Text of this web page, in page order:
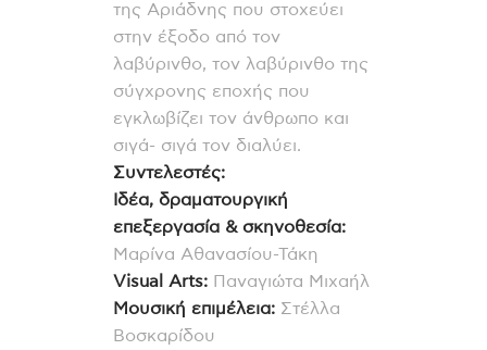
της Αριάδνης που στοχεύει
στην έξοδο από τον
λαβύρινθο, τον λαβύρινθο της
σύγχρονης εποχής που
εγκλωβίζει τον άνθρωπο και
σιγά- σιγά τον διαλύει.
Συντελεστές:
Ιδέα, δραματουργική
επεξεργασία & σκηνοθεσία:
Μαρίνα Αθανασίου-Τάκη
Visual Arts: Παναγιώτα Μιχαήλ
Μουσική επιμέλεια: Στέλλα
Βοσκαρίδου